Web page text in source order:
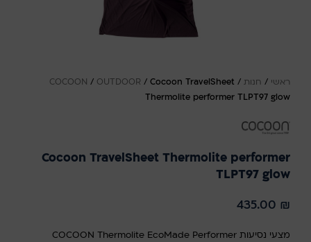
ראשי / חנות /
COCOON / OUTDOOR / Cocoon TravelSheet
Thermolite performer TLPT97 glow
Cocoon TravelSheet Thermolite performer
TLPT97 glow
435.00 ₪
מצעי נסיעות COCOON Thermolite EcoMade Performer